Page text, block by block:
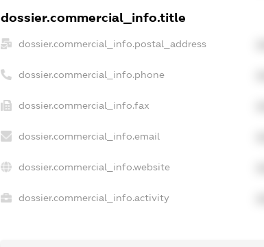
dossier.commercial_info.title
dossier.commercial_info.postal_address
dossier.commercial_info.phone
dossier.commercial_info.fax
dossier.commercial_info.email
dossier.commercial_info.website
dossier.commercial_info.activity